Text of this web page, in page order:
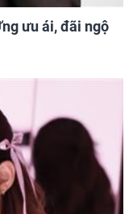
ưu ái, đãi ngộ